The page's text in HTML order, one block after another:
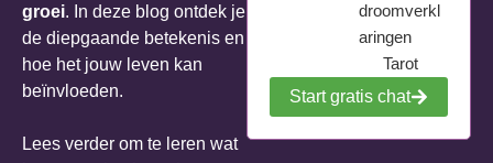
groei. In deze blog ontdek je
de diepgaande betekenis en
hoe het jouw leven kan
beïnvloeden.
Lees verder om te leren wat
droomverkl
aringen
Tarot
Start gratis chat